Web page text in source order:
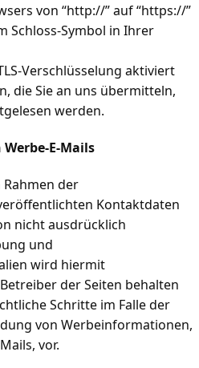
von “http://” auf “https://”
Schloss-Symbol in Ihrer
Verschlüsselung aktiviert
die Sie an uns übermitteln,
werden.
E-Mails
der
Kontaktdaten
nicht ausdrücklich
und
wird hiermit
der Seiten behalten
Schritte im Falle der
von Werbeinformationen,
vor.